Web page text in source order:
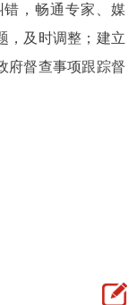
，畅通专家、媒
，及时调整；建立
府督查事项跟踪督